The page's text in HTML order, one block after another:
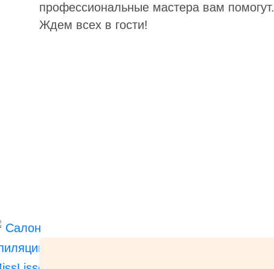
профессиональные мастера вам помогут.
Ждем всех в гости!